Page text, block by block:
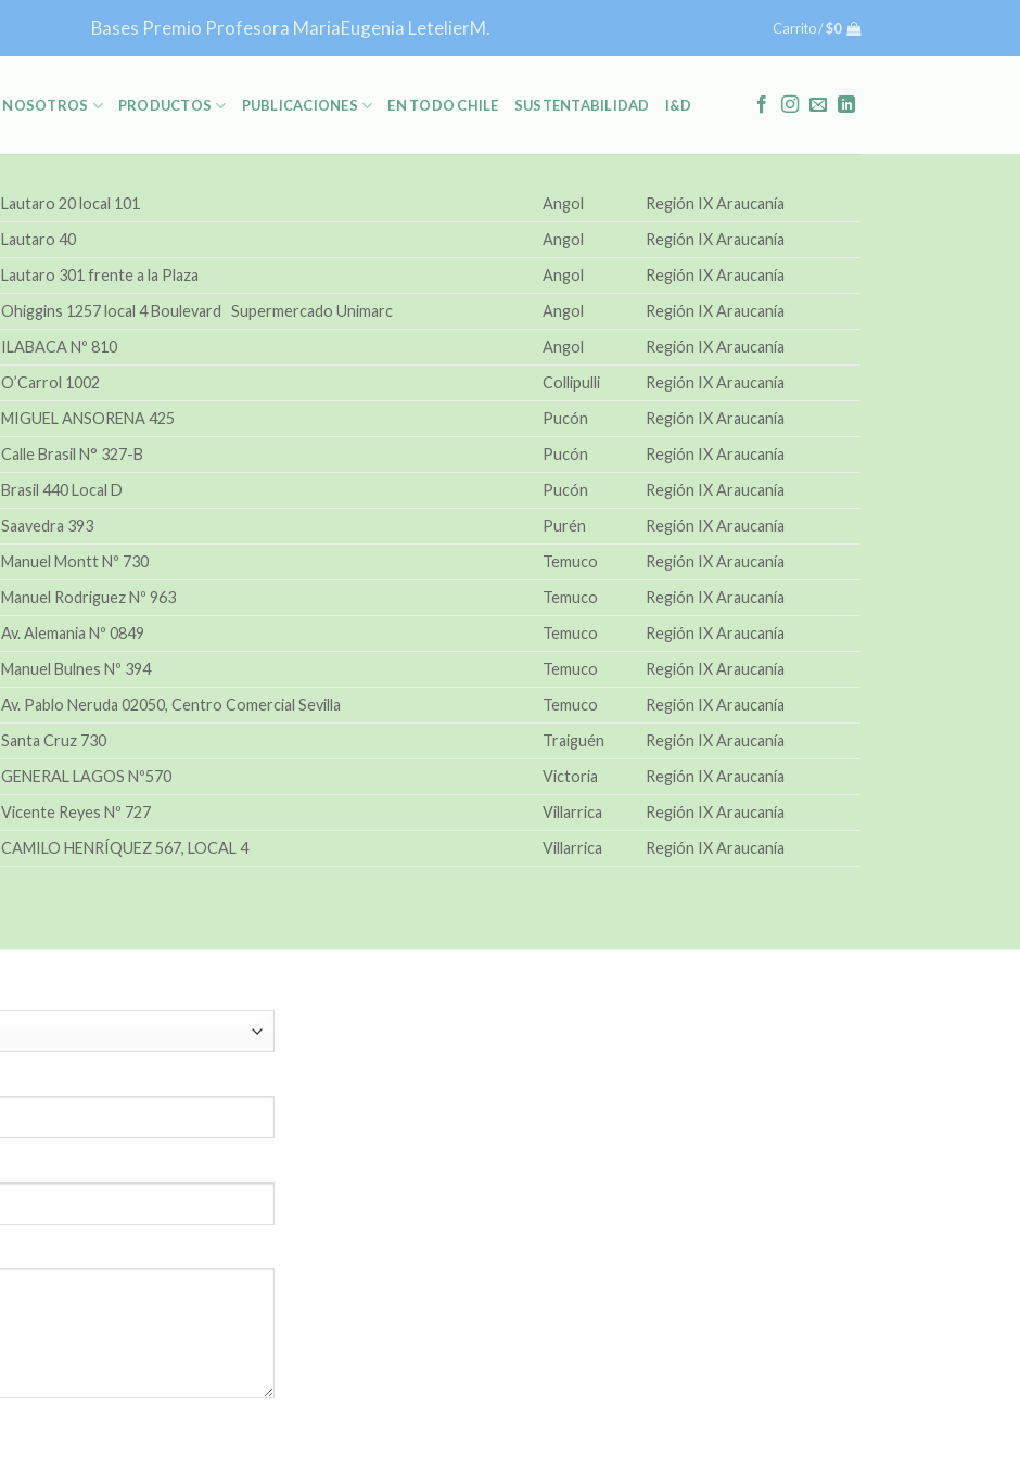
Bases Premio Profesora MariaEugenia LetelierM. Carrito /$0
NOSOTROS PRODUCTOS PUBLICACIONES EN TODO CHILE SUSTENTABILIDAD I&D
Lautaro 20 local 101 Angol
Región IX Araucanía
Lautaro 40 Angol
Región IX Araucanía
Lautaro 301 frente a la Plaza Angol
Región IX Araucanía
Ohiggins 1257 local 4 Boulevard Supermercado Unimarc Angol
Región IX Araucanía
ILABACA Nº 810 Angol
Región IX Araucanía
O’Carrol 1002 Collipulli
Región IX Araucanía
MIGUEL ANSORENA 425 Pucón
Región IX Araucanía
Calle Brasil N° 327-B Pucón
Región IX Araucanía
Brasil 440 Local D Pucón
Región IX Araucanía
Saavedra 393 Purén
Región IX Araucanía
Manuel Montt Nº 730 Temuco
Región IX Araucanía
Manuel Rodriguez Nº 963 Temuco
Región IX Araucanía
Av. Alemania Nº 0849 Temuco
Región IX Araucanía
Manuel Bulnes Nº 394 Temuco
Región IX Araucanía
Av. Pablo Neruda 02050, Centro Comercial Sevilla Temuco
Región IX Araucanía
Santa Cruz 730 Traiguén
Región IX Araucanía
GENERAL LAGOS Nº570 Victoria
Región IX Araucanía
Vicente Reyes Nº 727 Villarrica
Región IX Araucanía
CAMILO HENRÍQUEZ 567, LOCAL 4 Villarrica Región IX Araucanía